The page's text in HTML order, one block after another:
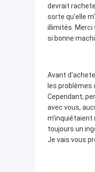
devrait
sorte qu'elle
illimités. Merci
si bonne
Avant
les problèmes
Cependant,
avec vous,
m'inquiétaient
toujours un
Je vais vous